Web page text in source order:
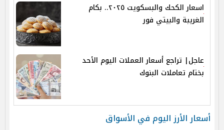
اسعار الكحك والبسكويت ٢٠٢٥.. بكام
الغريبة والبيتي فور
عاجل| تراجع أسعار العملات اليوم الأحد
بختام تعاملات البنوك
أسعار الأرز اليوم في الأسواق